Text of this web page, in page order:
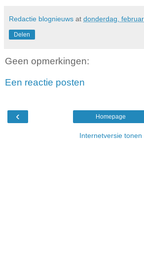
Redactie blognieuws at donderdag,
Delen
Geen opmerkingen:
Een reactie posten
‹ Homepage
Internetversie tonen